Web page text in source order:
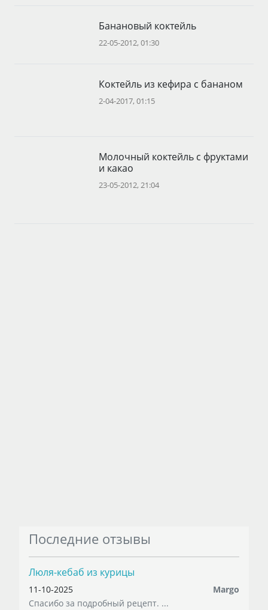
Банановый коктейль
22-05-2012, 01:30
Коктейль из кефира с бананом
2-04-2017, 01:15
Молочный коктейль с фруктами
и какао
23-05-2012, 21:04
Последние отзывы
Люля-кебаб из курицы
11-10-2025
Margo
Спасибо за подробный рецепт. ...